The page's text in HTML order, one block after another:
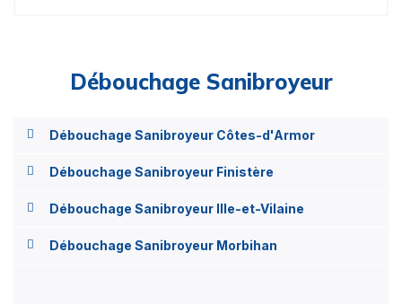
Débouchage Sanibroyeur
Débouchage Sanibroyeur Côtes-d'Armor
Débouchage Sanibroyeur Finistère
Débouchage Sanibroyeur Ille-et-Vilaine
Débouchage Sanibroyeur Morbihan